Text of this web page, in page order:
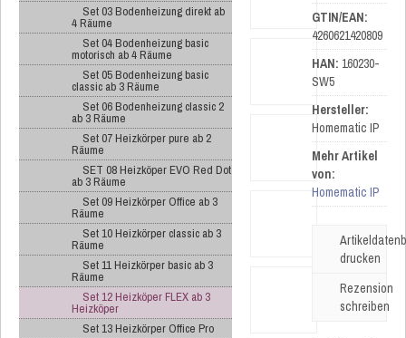
Set 03 Bodenheizung direkt ab
4 Räume
Set 04 Bodenheizung basic
motorisch ab 4 Räume
Set 05 Bodenheizung basic
classic ab 3 Räume
Set 06 Bodenheizung classic 2
ab 3 Räume
Set 07 Heizkörper pure ab 2
Räume
SET 08 Heizköper EVO Red Dot
ab 3 Räume
Set 09 Heizkörper Office ab 3
Räume
Set 10 Heizkörper classic ab 3
Räume
Set 11 Heizkörper basic ab 3
Räume
Set 12 Heizköper FLEX ab 3
Heizköper
Set 13 Heizkörper Office Pro
GTIN/EAN:
4260621420809
HAN: 160230-
SW5
Hersteller:
Homematic IP
Mehr Artikel
von:
Homematic IP
drucken
Rezension
schreiben